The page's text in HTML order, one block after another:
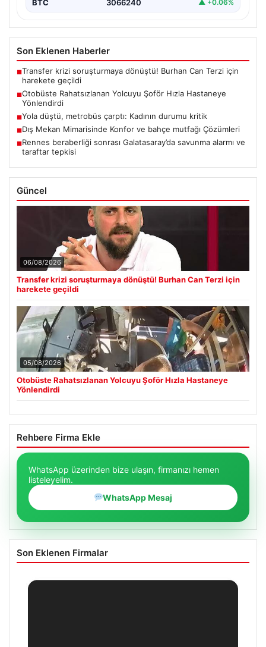
BTC 3066240 ▲ +0.06%
Son Eklenen Haberler
■Transfer krizi soruşturmaya dönüştü! Burhan Can Terzi için
harekete geçildi
■Otobüste Rahatsızlanan Yolcuyu Şoför Hızla Hastaneye
Yönlendirdi
■Yola düştü, metrobüs çarptı: Kadının durumu kritik
■Dış Mekan Mimarisinde Konfor ve bahçe mutfağı Çözümleri
■Rennes beraberliği sonrası Galatasaray’da savunma alarmı ve
taraftar tepkisi
Güncel
06/08/2026
Transfer krizi soruşturmaya dönüştü! Burhan Can Terzi için
harekete geçildi
05/08/2026
Otobüste Rahatsızlanan Yolcuyu Şoför Hızla Hastaneye
Yönlendirdi
Rehbere Firma Ekle
WhatsApp üzerinden bize ulaşın, firmanızı hemen
listeleyelim.
WhatsApp Mesaj
Son Eklenen Firmalar